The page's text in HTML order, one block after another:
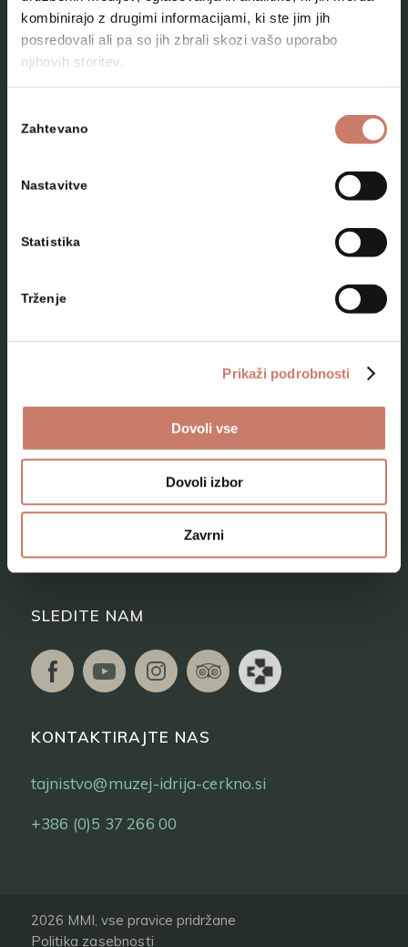
kombinirajo z drugimi informacijami, ki ste jim jih
posredovali ali pa so jih zbrali skozi vašo uporabo
njihovih storitev.
soglasja
Zahtevano
Nastavitve
Statistika
Trženje
Prikaži podrobnosti
Dovoli vse
Dovoli izbor
Zavrni
Kam na izlet
Programi za skupine odraslih
Kje smo
SLEDITE NAM
KONTAKTIRAJTE NAS
tajnistvo@muzej-idrija-cerkno.si
+386 (0)5 37 266 00
2026 MMI, vse pravice pridržane
Politika zasebnosti